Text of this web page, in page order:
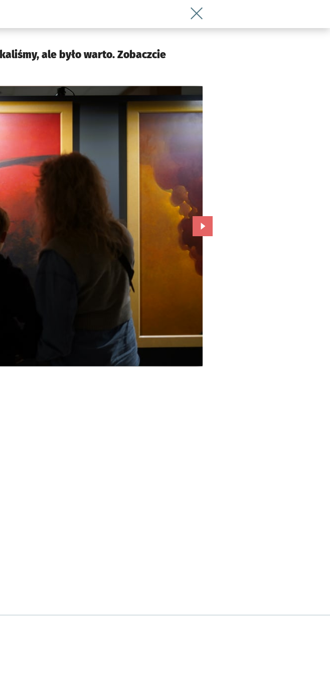
Wróć do artykułu „Beksiński we
ale było warto. Zobaczcie
Przejdź do kolejnego zdjęcia.